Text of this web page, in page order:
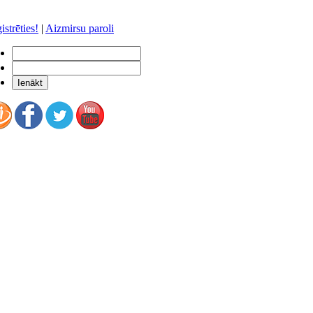
| Aizmirsu paroli